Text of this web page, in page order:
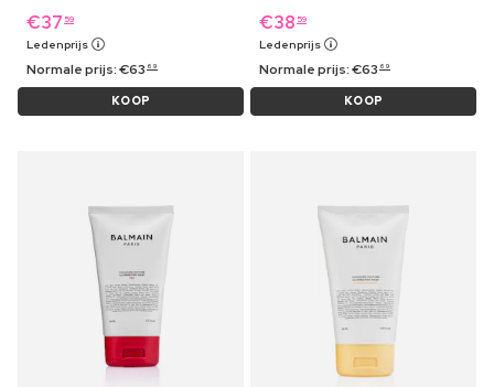
€37 59
Ledenprijs
Normale prijs:€63 69
KOOP
€38 59
Ledenprijs
Normale prijs:€63 69
KOOP